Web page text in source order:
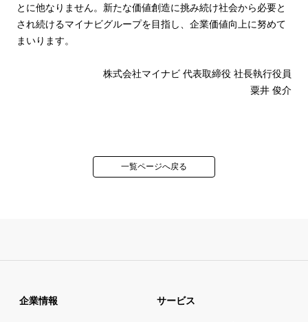
とに他なりません。新たな価値創造に挑み続け社会から必要と
され続けるマイナビグループを目指し、企業価値向上に努めて
まいります。
株式会社マイナビ 代表取締役 社長執行役員
粟井 俊介
一覧ページへ戻る
企業情報 サービス